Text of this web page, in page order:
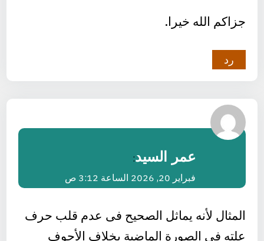
جزاكم الله خيرا.
رد
عمر السيد:
فبراير 20, 2026 الساعة 3:12 ص
المثال لأنه يماثل الصحيح فى عدم قلب حرف
علته فى الصورة الماضية بخلاف الأجوف